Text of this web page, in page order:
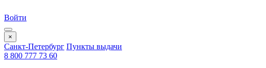
Войти
×
Санкт-Петербург Пункты выдачи
8 800 777 73 60